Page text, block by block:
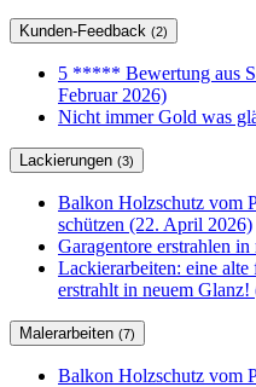
Kunden-Feedback (2)
5 ***** Bewertung aus
Februar 2026)
Nicht immer Gold was
Lackierungen (3)
Balkon Holzschutz vom
schützen (22. April 2026)
Garagentore erstrahlen
Lackierarbeiten: eine
erstrahlt in neuem
Malerarbeiten (7)
Balkon Holzschutz vom